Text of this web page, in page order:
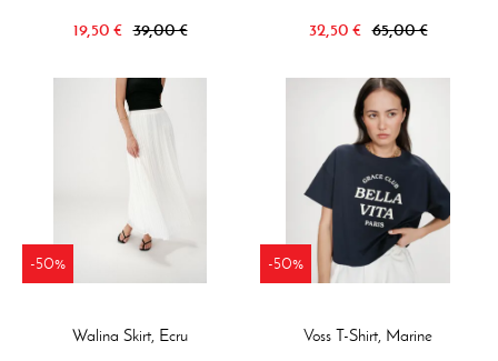
19,50 € 39,00 € 32,50 € 65,00 €
-50%
Walina Skirt, Ecru
-50%
Voss T-Shirt, Marine